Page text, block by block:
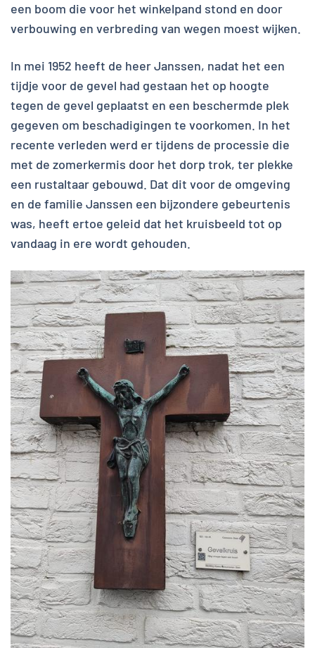
een boom die voor het winkelpand stond en door
verbouwing en verbreding van wegen moest wijken.
In mei 1952 heeft de heer Janssen, nadat het een
tijdje voor de gevel had gestaan het op hoogte
tegen de gevel geplaatst en een beschermde plek
gegeven om beschadigingen te voorkomen. In het
recente verleden werd er tijdens de processie die
met de zomerkermis door het dorp trok, ter plekke
een rustaltaar gebouwd. Dat dit voor de omgeving
en de familie Janssen een bijzondere gebeurtenis
was, heeft ertoe geleid dat het kruisbeeld tot op
vandaag in ere wordt gehouden.